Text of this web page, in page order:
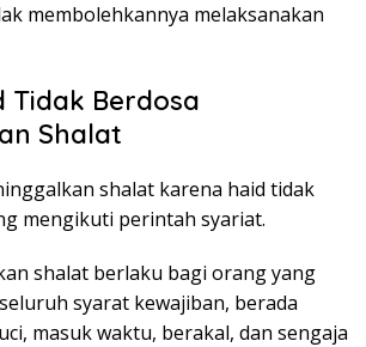
membolehkannya melaksanakan
Tidak Berdosa
Shalat
shalat karena haid tidak
mengikuti perintah syariat.
shalat berlaku bagi orang yang
syarat kewajiban, berada
masuk waktu, berakal, dan sengaja